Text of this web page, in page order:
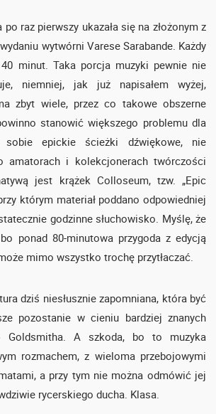
raz pierwszy ukazała się na złożonym z
wytwórni Varese Sarabande. Każdy
minut. Taka porcja muzyki pewnie nie
niemniej, jak już napisałem wyżej,
zbyt wiele, przez co takowe obszerne
stanowić większego problemu dla
sobie epickie ścieżki dźwiękowe, nie
amatorach i kolekcjonerach twórczości
jest krążek Colloseum, tzw. „Epic
którym materiał poddano odpowiedniej
godzinne słuchowisko. Myślę, że
ponad 80-minutowa przygoda z edycją
mimo wszystko trochę przytłaczać.
dziś niesłusznie zapomniana, która być
pozostanie w cieniu bardziej znanych
Goldsmitha. A szkoda, bo to muzyka
rozmachem, z wieloma przebojowymi
a przy tym nie można odmówić jej
rycerskiego ducha. Klasa.